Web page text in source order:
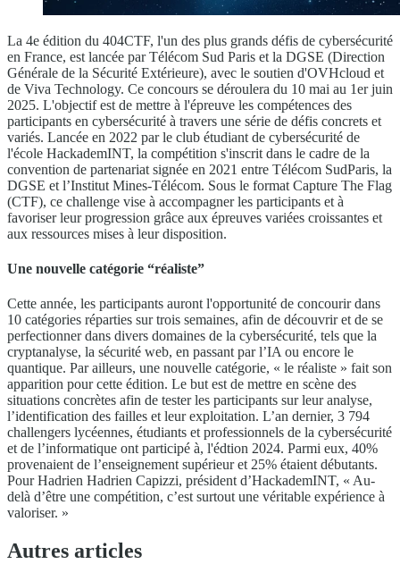
La 4e édition du 404CTF, l'un des plus grands défis de cybersécurité
en France, est lancée par Télécom Sud Paris et la DGSE (Direction
Générale de la Sécurité Extérieure), avec le soutien d'OVHcloud et
de Viva Technology. Ce concours se déroulera du 10 mai au 1er juin
2025. L'objectif est de mettre à l'épreuve les compétences des
participants en cybersécurité à travers une série de défis concrets et
variés. Lancée en 2022 par le club étudiant de cybersécurité de
l'école HackademINT, la compétition s'inscrit dans le cadre de la
convention de partenariat signée en 2021 entre Télécom SudParis, la
DGSE et l’Institut Mines-Télécom. Sous le format Capture The Flag
(CTF), ce challenge vise à accompagner les participants et à
favoriser leur progression grâce aux épreuves variées croissantes et
aux ressources mises à leur disposition.
Une nouvelle catégorie “réaliste”
Cette année, les participants auront l'opportunité de concourir dans
10 catégories réparties sur trois semaines, afin de découvrir et de se
perfectionner dans divers domaines de la cybersécurité, tels que la
cryptanalyse, la sécurité web, en passant par l’IA ou encore le
quantique. Par ailleurs, une nouvelle catégorie, « le réaliste » fait son
apparition pour cette édition. Le but est de mettre en scène des
situations concrètes afin de tester les participants sur leur analyse,
l’identification des failles et leur exploitation. L’an dernier, 3 794
challengers lycéennes, étudiants et professionnels de la cybersécurité
et de l’informatique ont participé à, l'édtion 2024. Parmi eux, 40%
provenaient de l’enseignement supérieur et 25% étaient débutants.
Pour Hadrien Hadrien Capizzi, président d’HackademINT, « Au-
delà d’être une compétition, c’est surtout une véritable expérience à
valoriser. »
Autres articles